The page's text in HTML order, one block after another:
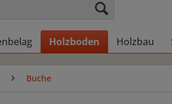
Holzboden Holzbau
Buche